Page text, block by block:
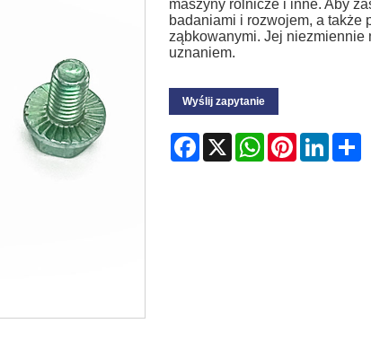
maszyny rolnicze i inne. Aby
badaniami i rozwojem, a także
ząbkowanymi. Jej niezmiennie
uznaniem.
Wyślij zapytanie
Facebook
X WhatsApp
Pinterest